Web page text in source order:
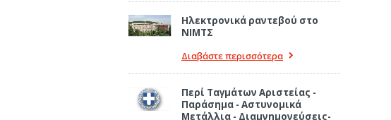
Ηλεκτρονικά ραντεβού στο
ΝΙΜΤΣ
Διαβάστε περισσότερα
Περί Ταγμάτων Αριστείας -
Παράσημα - Αστυνομικά
Μετάλλια - Διαμνημονεύσεις-